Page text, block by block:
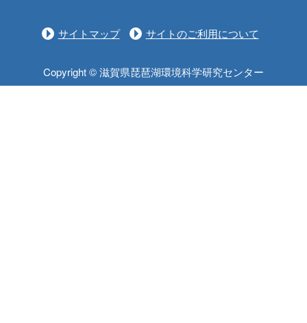
サイトマップ サイトのご利用について
Copyright © 滋賀県琵琶湖環境科学研究センター